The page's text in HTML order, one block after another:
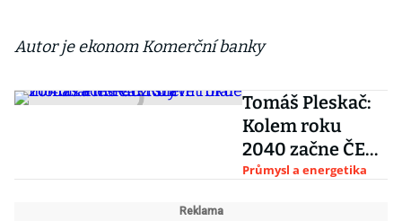
Autor je ekonom Komerční banky
Tomáš Pleskač:
Kolem roku
2040 začne ČEZ
stavět malé
Průmysl a energetika